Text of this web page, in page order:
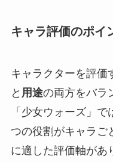
キャラ評価のポイ
キャラクターを評価
と 用途の両方をバラ
「少女ウォーズ」
つの役割がキャラご
に適した評価軸があ